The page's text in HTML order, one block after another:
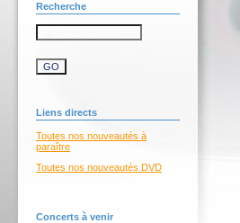
Recherche
Liens directs
Toutes nos nouveautés à
paraître
Toutes nos nouveautés DVD
Concerts à venir